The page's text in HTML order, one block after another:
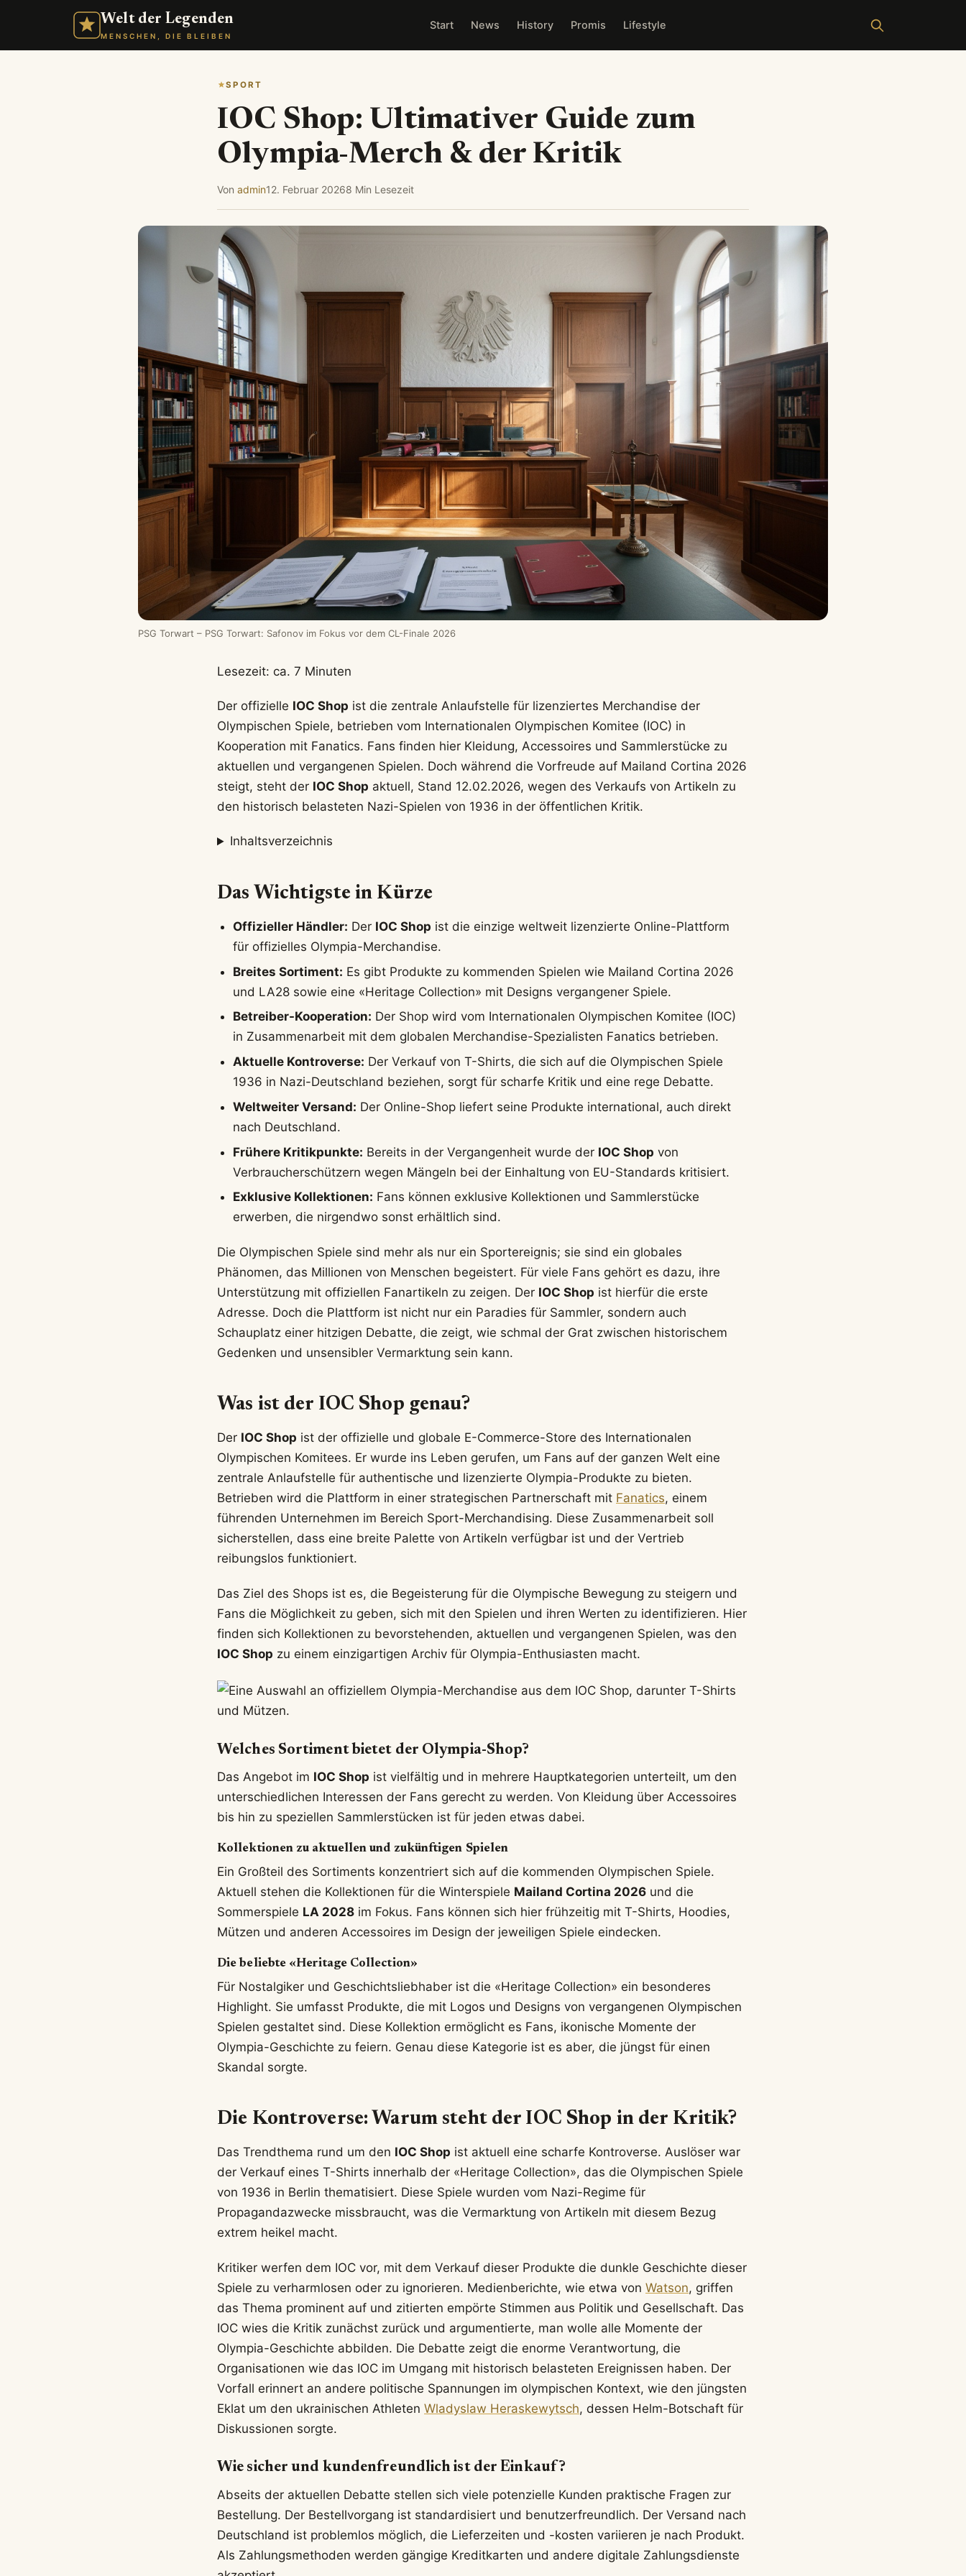
Welt der Legenden
MENSCHEN, DIE BLEIBEN
Start News History Promis Lifestyle
SPORT
IOC Shop: Ultimativer Guide zum
Olympia-Merch & der Kritik
Von admin12. Februar 20268 Min Lesezeit
PSG Torwart – PSG Torwart: Safonov im Fokus vor dem CL-Finale 2026
Lesezeit: ca. 7 Minuten
Der offizielle IOC Shop ist die zentrale Anlaufstelle für lizenziertes Merchandise der
Olympischen Spiele, betrieben vom Internationalen Olympischen Komitee (IOC) in
Kooperation mit Fanatics. Fans finden hier Kleidung, Accessoires und Sammlerstücke zu
aktuellen und vergangenen Spielen. Doch während die Vorfreude auf Mailand Cortina 2026
steigt, steht der IOC Shop aktuell, Stand 12.02.2026, wegen des Verkaufs von Artikeln zu
den historisch belasteten Nazi-Spielen von 1936 in der öffentlichen Kritik.
Inhaltsverzeichnis
Das Wichtigste in Kürze
Offizieller Händler: Der IOC Shop ist die einzige weltweit lizenzierte Online-Plattform
für offizielles Olympia-Merchandise.
Breites Sortiment: Es gibt Produkte zu kommenden Spielen wie Mailand Cortina 2026
und LA28 sowie eine «Heritage Collection» mit Designs vergangener Spiele.
Betreiber-Kooperation: Der Shop wird vom Internationalen Olympischen Komitee (IOC)
in Zusammenarbeit mit dem globalen Merchandise-Spezialisten Fanatics betrieben.
Aktuelle Kontroverse: Der Verkauf von T-Shirts, die sich auf die Olympischen Spiele
1936 in Nazi-Deutschland beziehen, sorgt für scharfe Kritik und eine rege Debatte.
Weltweiter Versand: Der Online-Shop liefert seine Produkte international, auch direkt
nach Deutschland.
Frühere Kritikpunkte: Bereits in der Vergangenheit wurde der IOC Shop von
Verbraucherschützern wegen Mängeln bei der Einhaltung von EU-Standards kritisiert.
Exklusive Kollektionen: Fans können exklusive Kollektionen und Sammlerstücke
erwerben, die nirgendwo sonst erhältlich sind.
Die Olympischen Spiele sind mehr als nur ein Sportereignis; sie sind ein globales
Phänomen, das Millionen von Menschen begeistert. Für viele Fans gehört es dazu, ihre
Unterstützung mit offiziellen Fanartikeln zu zeigen. Der IOC Shop ist hierfür die erste
Adresse. Doch die Plattform ist nicht nur ein Paradies für Sammler, sondern auch
Schauplatz einer hitzigen Debatte, die zeigt, wie schmal der Grat zwischen historischem
Gedenken und unsensibler Vermarktung sein kann.
Was ist der IOC Shop genau?
Der IOC Shop ist der offizielle und globale E-Commerce-Store des Internationalen
Olympischen Komitees. Er wurde ins Leben gerufen, um Fans auf der ganzen Welt eine
zentrale Anlaufstelle für authentische und lizenzierte Olympia-Produkte zu bieten.
Betrieben wird die Plattform in einer strategischen Partnerschaft mit Fanatics, einem
führenden Unternehmen im Bereich Sport-Merchandising. Diese Zusammenarbeit soll
sicherstellen, dass eine breite Palette von Artikeln verfügbar ist und der Vertrieb
reibungslos funktioniert.
Das Ziel des Shops ist es, die Begeisterung für die Olympische Bewegung zu steigern und
Fans die Möglichkeit zu geben, sich mit den Spielen und ihren Werten zu identifizieren. Hier
finden sich Kollektionen zu bevorstehenden, aktuellen und vergangenen Spielen, was den
IOC Shop zu einem einzigartigen Archiv für Olympia-Enthusiasten macht.
Welches Sortiment bietet der Olympia-Shop?
Das Angebot im IOC Shop ist vielfältig und in mehrere Hauptkategorien unterteilt, um den
unterschiedlichen Interessen der Fans gerecht zu werden. Von Kleidung über Accessoires
bis hin zu speziellen Sammlerstücken ist für jeden etwas dabei.
Kollektionen zu aktuellen und zukünftigen Spielen
Ein Großteil des Sortiments konzentriert sich auf die kommenden Olympischen Spiele.
Aktuell stehen die Kollektionen für die Winterspiele Mailand Cortina 2026 und die
Sommerspiele LA 2028 im Fokus. Fans können sich hier frühzeitig mit T-Shirts, Hoodies,
Mützen und anderen Accessoires im Design der jeweiligen Spiele eindecken.
Die beliebte «Heritage Collection»
Für Nostalgiker und Geschichtsliebhaber ist die «Heritage Collection» ein besonderes
Highlight. Sie umfasst Produkte, die mit Logos und Designs von vergangenen Olympischen
Spielen gestaltet sind. Diese Kollektion ermöglicht es Fans, ikonische Momente der
Olympia-Geschichte zu feiern. Genau diese Kategorie ist es aber, die jüngst für einen
Skandal sorgte.
Die Kontroverse: Warum steht der IOC Shop in der Kritik?
Das Trendthema rund um den IOC Shop ist aktuell eine scharfe Kontroverse. Auslöser war
der Verkauf eines T-Shirts innerhalb der «Heritage Collection», das die Olympischen Spiele
von 1936 in Berlin thematisiert. Diese Spiele wurden vom Nazi-Regime für
Propagandazwecke missbraucht, was die Vermarktung von Artikeln mit diesem Bezug
extrem heikel macht.
Kritiker werfen dem IOC vor, mit dem Verkauf dieser Produkte die dunkle Geschichte dieser
Spiele zu verharmlosen oder zu ignorieren. Medienberichte, wie etwa von Watson, griffen
das Thema prominent auf und zitierten empörte Stimmen aus Politik und Gesellschaft. Das
IOC wies die Kritik zunächst zurück und argumentierte, man wolle alle Momente der
Olympia-Geschichte abbilden. Die Debatte zeigt die enorme Verantwortung, die
Organisationen wie das IOC im Umgang mit historisch belasteten Ereignissen haben. Der
Vorfall erinnert an andere politische Spannungen im olympischen Kontext, wie den jüngsten
Eklat um den ukrainischen Athleten Wladyslaw Heraskewytsch, dessen Helm-Botschaft für
Diskussionen sorgte.
Wie sicher und kundenfreundlich ist der Einkauf?
Abseits der aktuellen Debatte stellen sich viele potenzielle Kunden praktische Fragen zur
Bestellung. Der Bestellvorgang ist standardisiert und benutzerfreundlich. Der Versand nach
Deutschland ist problemlos möglich, die Lieferzeiten und -kosten variieren je nach Produkt.
Als Zahlungsmethoden werden gängige Kreditkarten und andere digitale Zahlungsdienste